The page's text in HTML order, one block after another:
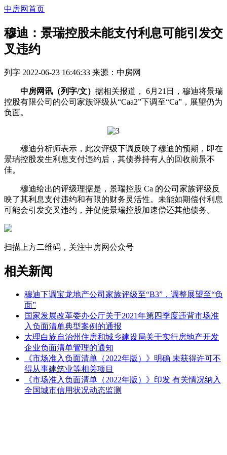
中房网首页
穆迪：景瑞控股未能支付利息可能引发交
叉违约
列字 2022-06-23 16:46:33 来源： 中房网
中房网讯（列字/文） 据相关报道， 6月21日，穆迪将景瑞
控股有限公司的公司家族评级从“Caa2”下调至“Ca”，展望仍为
负面。
穆迪分析师表示，此次评级下调反映了穆迪的预期，即在
景瑞控股发生利息支付违约后，其债券持有人的回收前景不
佳。
穆迪给出的评级理据是，景瑞控股 Ca 的公司家族评级反
映了其利息支付违约和有限的财务灵活性。未能如期偿付利息
可能会引发交叉违约，并促使景瑞控股加速偿还其他债务。
扫描上方二维码，关注中房网公众号
相关新闻
穆迪下调宝龙地产公司家族评级至“B3”，调整展望至“负
面”
国家发展改革委办公厅关于2021年第四季度违背市场准
入负面清单典型案例的通报
大理白族自治州住房和城乡建设局关于实行房地产开发
企业负面清单管理的通知
《市场准入负面清单（2022年版）》明确 未获得许可不
得从事建筑业等相关项目
《市场准入负面清单（2022年版）》印发 有关情况纳入
全国城市信用状况动态监测